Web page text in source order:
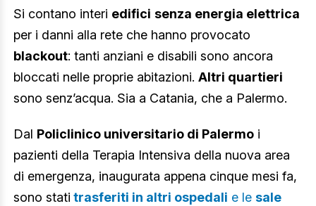
Si contano interi edifici senza energia elettrica
per i danni alla rete che hanno provocato
blackout: tanti anziani e disabili sono ancora
bloccati nelle proprie abitazioni. Altri quartieri
sono senz’acqua. Sia a Catania, che a Palermo.
Dal Policlinico universitario di Palermo i
pazienti della Terapia Intensiva della nuova area
di emergenza, inaugurata appena cinque mesi fa,
sono stati trasferiti in altri ospedali e le sale